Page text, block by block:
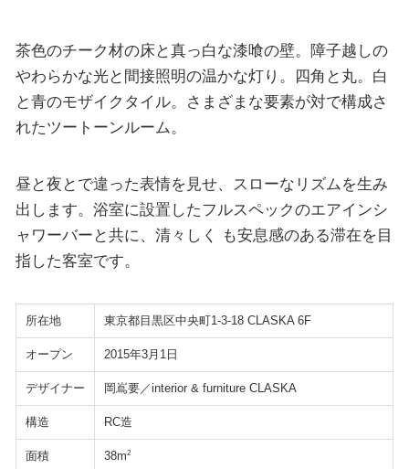
茶色のチーク材の床と真っ白な漆喰の壁。障子越しの
やわらかな光と間接照明の温かな灯り。四角と丸。白
と青のモザイクタイル。さまざまな要素が対で構成さ
れたツートーンルーム。
昼と夜とで違った表情を見せ、スローなリズムを生み
出します。浴室に設置したフルスペックのエアインシ
ャワーバーと共に、清々しく も安息感のある滞在を目
指した客室です。
所在地 東京都目黒区中央町1-3-18 CLASKA 6F
オープン 2015年3月1日
デザイナー 岡嶌要／interior & furniture CLASKA
構造 RC造
面積 38m2